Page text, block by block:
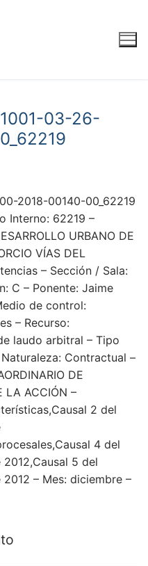
03-26-
2018-00140-00_62219
Interno: 62219 –
URBANO DE
VÍAS DEL
– Sección / Sala:
C – Ponente: Jaime
de control:
– Recurso:
laudo arbitral – Tipo
Contractual –
DE
LA ACCIÓN –
2 del
4 del
5 del
– Mes: diciembre –